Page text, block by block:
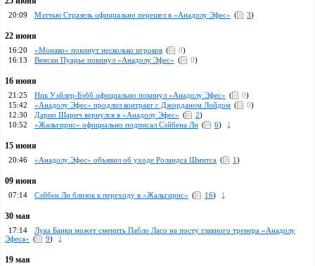
20:09 Мэттью Стразель официально перешел в «Анадолу Эфес» ( 3)
22 июня
16:20 «Монако» покинут несколько игроков ( 0)
16:13
Венсан Пуарье покинул «Анадолу Эфес» ( 0)
16 июня
21:25 Ник Уэйлер-Бэбб официально покинул «Анадолу Эфес» ( 0)
15:42
«Анадолу Эфес» продлил контракт с Джорданом Лойдом ( 0)
12:30
Дарио Шарич вернулся в «Анадолу Эфес» ( 2)
10:52
«Жальгирис» официально подписал Сэйбена Ли ( 6)
15 июня
20:46 «Анадолу Эфес» объявил об уходе Роландса Шмитса ( 1)
09 июня
07:14 Сэйбен Ли близок к переходу в «Жальгирис» ( 16)
30 мая
17:14
Лука Банки может сменить Пабло Ласо на посту главного тренера «Анадолу
Эфеса» ( 9)
19 мая